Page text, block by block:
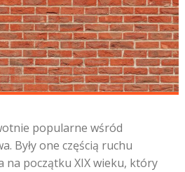
popularne wśród
Były one częścią ruchu
na początku XIX wieku, który